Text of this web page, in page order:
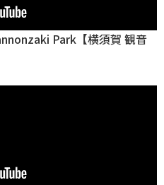
Park【横須賀 観音